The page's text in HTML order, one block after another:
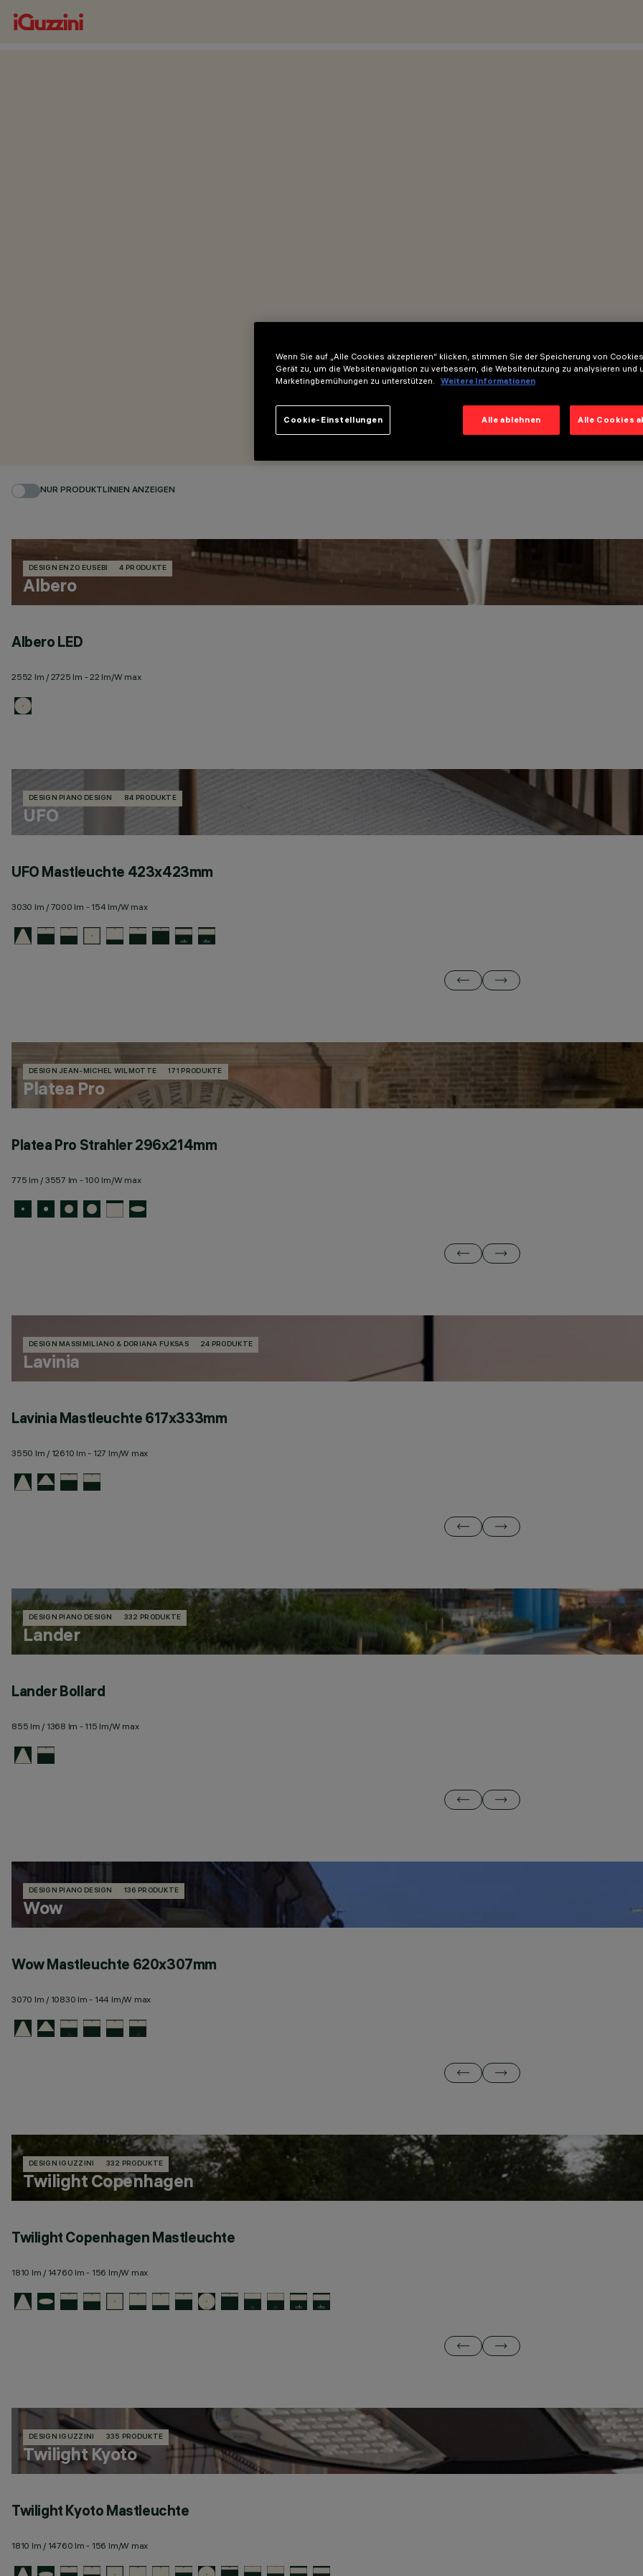
NUR PRODUKTLINIEN ANZEIGEN
DESIGN ENZO EUSEBI 4 PRODUKTE
Albero
Albero LED
2552 lm / 2725 lm - 22 lm/W max
DESIGN PIANO DESIGN 84 PRODUKTE
UFO
UFO Mastleuchte 423x423mm
3030 lm / 7000 lm - 154 lm/W max
DESIGN JEAN-MICHEL WILMOTTE 171 PRODUKTE
Platea Pro
Platea Pro Strahler 296x214mm
775 lm / 3557 lm - 100 lm/W max
DESIGN MASSIMILIANO & DORIANA FUKSAS 24 PRODUKTE
Lavinia
Lavinia Mastleuchte 617x333mm
3550 lm / 12610 lm - 127 lm/W max
DESIGN PIANO DESIGN 332 PRODUKTE
Lander
Lander Bollard
855 lm / 1368 lm - 115 lm/W max
DESIGN PIANO DESIGN 136 PRODUKTE
Wow
Wow Mastleuchte 620x307mm
3070 lm / 10830 lm - 144 lm/W max
DESIGN IGUZZINI 332 PRODUKTE
Twilight Copenhagen
Twilight Copenhagen Mastleuchte
1810 lm / 14760 lm - 156 lm/W max
DESIGN IGUZZINI 335 PRODUKTE
Twilight Kyoto
Twilight Kyoto Mastleuchte
1810 lm / 14760 lm - 156 lm/W max
Wenn Sie auf „Alle Cookies akzeptieren“ klicken, stimmen Sie der Speicherung von
Gerät zu, um die Websitenavigation zu verbessern, die Websitenutzung zu analysieren und
Marketingbemühungen zu unterstützen.
Weitere Informationen
Alle ablehnen Alle Cookies
Cookie-Einstellungen